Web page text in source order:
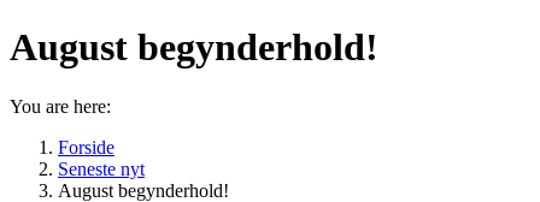
August begynderhold!
You are here:
Forside
Seneste nyt
August begynderhold!